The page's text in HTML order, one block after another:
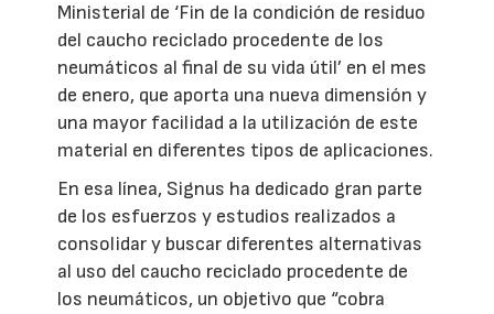
Ministerial de ‘Fin de la condición de residuo
del caucho reciclado procedente de los
neumáticos al final de su vida útil’ en el mes
de enero, que aporta una nueva dimensión y
una mayor facilidad a la utilización de este
material en diferentes tipos de aplicaciones.
En esa línea, Signus ha dedicado gran parte
de los esfuerzos y estudios realizados a
consolidar y buscar diferentes alternativas
al uso del caucho reciclado procedente de
los neumáticos, un objetivo que “cobra